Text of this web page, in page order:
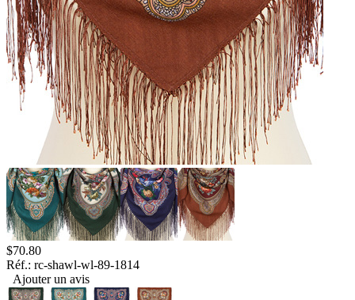
$70.80
Réf.: rc-shawl-wl-89-1814
Ajouter un avis